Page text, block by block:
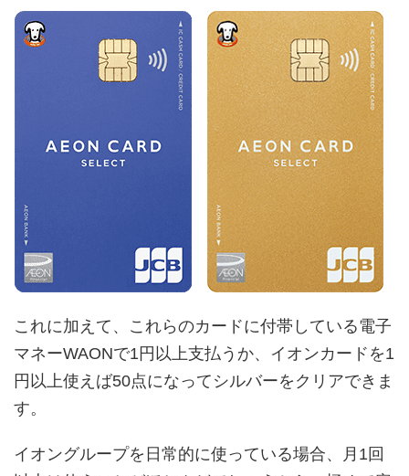
これに加えて、これらのカードに付帯している電子
マネーWAONで1円以上支払うか、イオンカードを1
円以上使えば50点になってシルバーをクリアできま
す。
イオングループを日常的に使っている場合、月1回